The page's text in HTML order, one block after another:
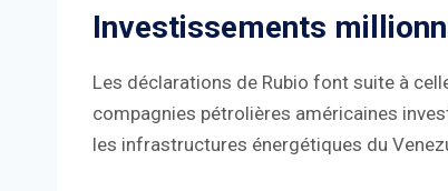
Investissements
Les déclarations de Rubio font suite à
compagnies pétrolières américaines
les infrastructures énergétiques du